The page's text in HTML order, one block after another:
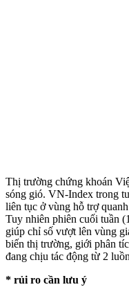
Thị trường chứng khoán
sóng gió. VN-Index trong
liên tục ở vùng hỗ trợ
Tuy nhiên phiên cuối tuần
giúp chỉ số vượt lên vùng
biến thị trường, giới phân
đang chịu tác động từ 2
* rủi ro cần lưu ý